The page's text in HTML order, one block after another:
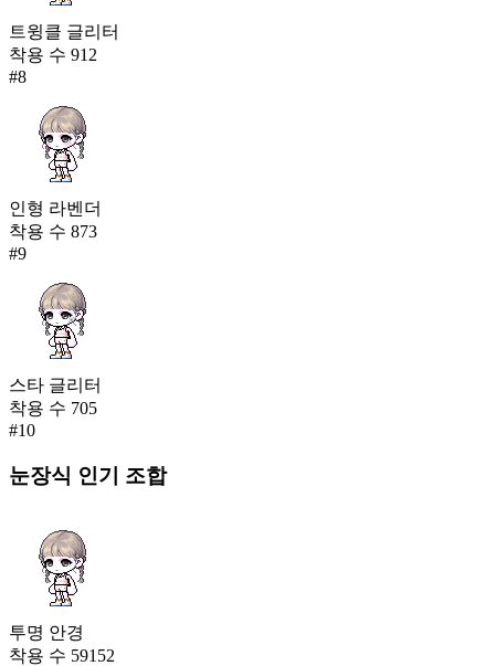
트윙클 글리터
착용 수 912
#8
인형 라벤더
착용 수 873
#9
스타 글리터
착용 수 705
#10
눈장식 인기 조합
투명 안경
착용 수 59152